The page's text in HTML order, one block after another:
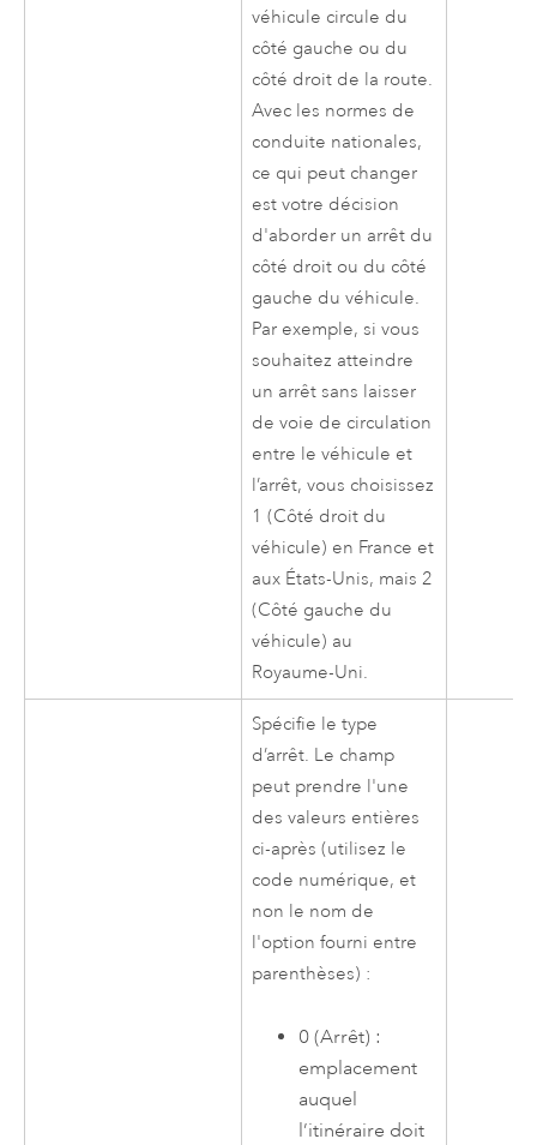
véhicule circule du
côté gauche ou du
côté droit de la route.
Avec les normes de
conduite nationales,
ce qui peut changer
est votre décision
d'aborder un arrêt du
côté droit ou du côté
gauche du véhicule.
Par exemple, si vous
souhaitez atteindre
un arrêt sans laisser
de voie de circulation
entre le véhicule et
l’arrêt, vous choisissez
1 (Côté droit du
véhicule) en France et
aux États-Unis, mais 2
(Côté gauche du
véhicule) au
Royaume-Uni.
Spécifie le type
d’arrêt. Le champ
peut prendre l'une
des valeurs entières
ci-après (utilisez le
code numérique, et
non le nom de
l'option fourni entre
parenthèses) :
0 (Arrêt) :
emplacement
auquel
l’itinéraire doit